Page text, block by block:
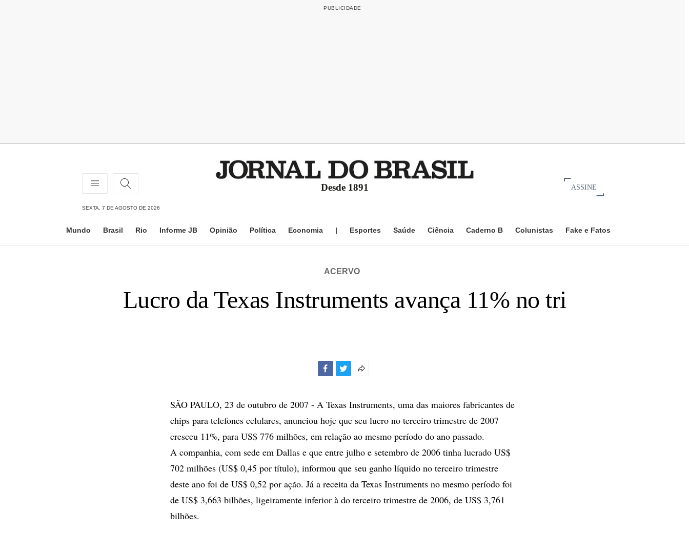
Desde 1891 ASSINE
SEXTA, 7 DE AGOSTO DE 2026
Mundo Brasil Rio Informe JB Opinião Política Economia | Esportes Saúde Ciência Caderno B Colunistas Fake e Fatos
ACERVO
Lucro da Texas Instruments avança 11% no tri
compartilhamento
SÃO PAULO, 23 de outubro de 2007 - A Texas Instruments, uma das maiores fabricantes de
chips para telefones celulares, anunciou hoje que seu lucro no terceiro trimestre de 2007
cresceu 11%, para US$ 776 milhões, em relação ao mesmo período do ano passado.
A companhia, com sede em Dallas e que entre julho e setembro de 2006 tinha lucrado US$
702 milhões (US$ 0,45 por título), informou que seu ganho líquido no terceiro trimestre
deste ano foi de US$ 0,52 por ação. Já a receita da Texas Instruments no mesmo período foi
de US$ 3,663 bilhões, ligeiramente inferior à do terceiro trimestre de 2006, de US$ 3,761
bilhões.